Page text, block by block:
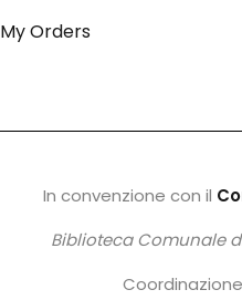
My Orders
In convenzione con il
Biblioteca Comunale